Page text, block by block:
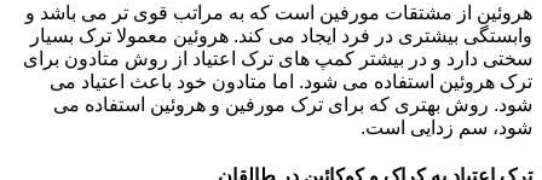
هروئین از مشتقات مورفین است که به مراتب قوی تر می باشد و
وابستگی بیشتری در فرد ایجاد می کند. هروئین معمولا ترک بسیار
سختی دارد و در بیشتر کمپ های ترک اعتیاد از روش متادون برای
ترک هروئین استفاده می شود. اما متادون خود باعث اعتیاد می
شود. روش بهتری که برای ترک مورفین و هروئین استفاده می
شود، سم زدایی است.
ترک اعتیاد به کراک و کوکائین در طالقان